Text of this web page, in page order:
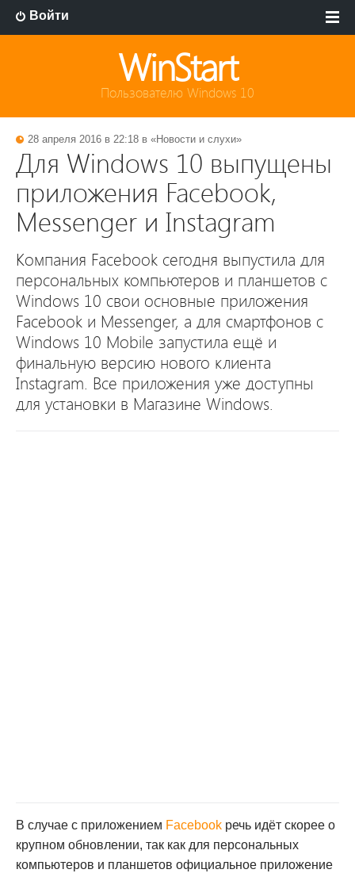
Войти
WinStart
Пользователю Windows 10
28 апреля 2016 в 22:18 в «Новости и слухи»
Для Windows 10 выпущены
приложения Facebook,
Messenger и Instagram
Компания Facebook сегодня выпустила для
персональных компьютеров и планшетов с
Windows 10 свои основные приложения
Facebook и Messenger, а для смартфонов с
Windows 10 Mobile запустила ещё и
финальную версию нового клиента
Instagram. Все приложения уже доступны
для установки в Магазине Windows.
В случае с приложением Facebook речь идёт скорее о
крупном обновлении, так как для персональных
компьютеров и планшетов официальное приложение